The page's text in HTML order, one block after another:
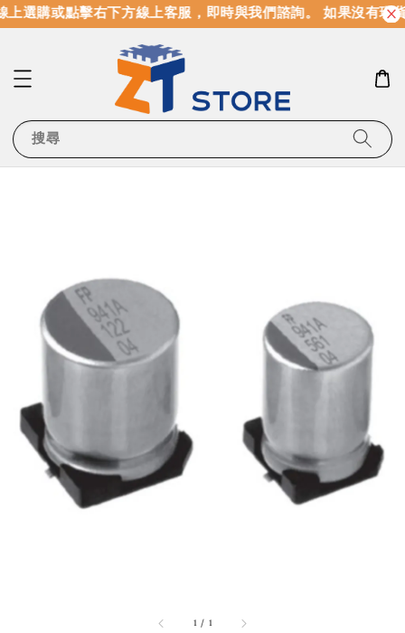
選購或點擊右下方線上客服，即時與我們諮詢。 如果沒有現
搜尋
1 / 1